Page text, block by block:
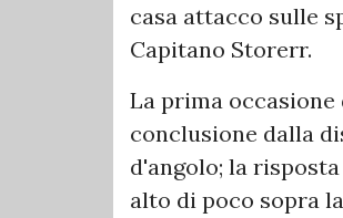
casa attacco sulle
Capitano Storerr.
La prima
conclusione dalla
d'angolo; la
alto di poco sopra